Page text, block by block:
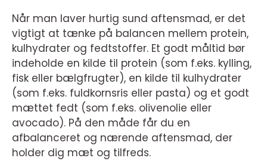
Når man laver hurtig sund aftensmad, er det
vigtigt at tænke på balancen mellem protein,
kulhydrater og fedtstoffer. Et godt måltid bør
indeholde en kilde til protein (som f.eks. kylling,
fisk eller bælgfrugter), en kilde til kulhydrater
(som f.eks. fuldkornsris eller pasta) og et godt
mættet fedt (som f.eks. olivenolie eller
avocado). På den måde får du en
afbalanceret og nærende aftensmad, der
holder dig mæt og tilfreds.